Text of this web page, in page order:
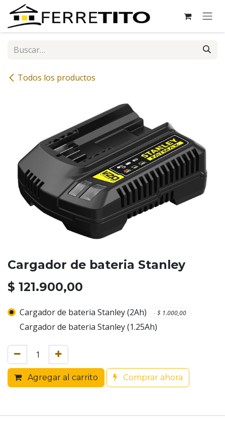
Ir al contenido
Todos los productos
Cargador de bateria Stanley
$ 121.900,00
Cargador de bateria Stanley (2Ah) - $ 1.000,00
Cargador de bateria Stanley (1.25Ah)
Agregar al carrito Comprar ahora